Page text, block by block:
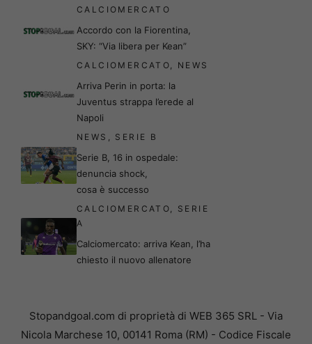
CALCIOMERCATO
Accordo con la Fiorentina,
SKY: “Via libera per Kean”
CALCIOMERCATO, NEWS
Arriva Perin in porta: la
Juventus strappa l’erede al
Napoli
NEWS , SERIE B
Serie B, 16 in ospedale:
denuncia shock,
cosa è successo
CALCIOMERCATO, SERIE
A
Calciomercato: arriva Kean, l’ha
chiesto il nuovo allenatore
Stopandgoal.com di proprietà di WEB 365 SRL - Via
Nicola Marchese 10, 00141 Roma (RM) - Codice Fiscale